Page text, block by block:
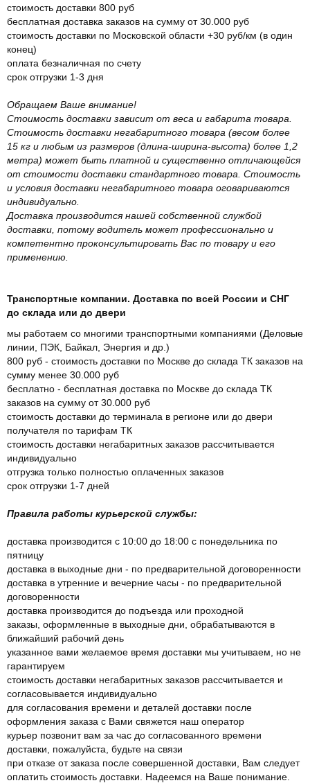
стоимость доставки 800 руб
бесплатная доставка заказов на сумму от 30.000 руб
стоимость доставки по Московской области +30 руб/км (в один
конец)
оплата безналичная по счету
срок отгрузки 1-3 дня
Обращаем Ваше внимание!
Стоимость доставки зависит от веса и габарита товара.
Стоимость доставки негабаритного товара (весом более
15 кг и любым из размеров (длина-ширина-высота) более 1,2
метра) может быть платной и существенно отличающейся
от стоимости доставки стандартного товара. Стоимость
и условия доставки негабаритного товара оговариваются
индивидуально.
Доставка производится нашей собственной службой
доставки, потому водитель может профессионально и
компетентно проконсультировать Вас по товару и его
применению.
Транспортные компании. Доставка по всей России и СНГ
до склада или до двери
мы работаем со многими транспортными компаниями (Деловые
линии, ПЭК, Байкал, Энергия и др.)
800 руб - стоимость доставки по Москве до склада ТК заказов на
сумму менее 30.000 руб
бесплатно - бесплатная доставка по Москве до склада ТК
заказов на сумму от 30.000 руб
стоимость доставки до терминала в регионе или до двери
получателя по тарифам ТК
стоимость доставки негабаритных заказов рассчитывается
индивидуально
отгрузка только полностью оплаченных заказов
срок отгрузки 1-7 дней
Правила работы курьерской службы:
доставка производится с 10:00 до 18:00 с понедельника по
пятницу
доставка в выходные дни - по предварительной договоренности
доставка в утренние и вечерние часы - по предварительной
договоренности
доставка производится до подъезда или проходной
заказы, оформленные в выходные дни, обрабатываются в
ближайший рабочий день
указанное вами желаемое время доставки мы учитываем, но не
гарантируем
стоимость доставки негабаритных заказов рассчитывается и
согласовывается индивидуально
для согласования времени и деталей доставки после
оформления заказа с Вами свяжется наш оператор
курьер позвонит вам за час до согласованного времени
доставки, пожалуйста, будьте на связи
при отказе от заказа после совершенной доставки, Вам следует
оплатить стоимость доставки. Надеемся на Ваше понимание.